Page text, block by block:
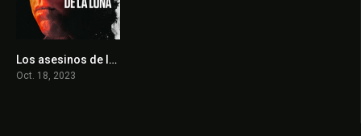
7.9Los asesinos de la luna
Oct. 18, 2023